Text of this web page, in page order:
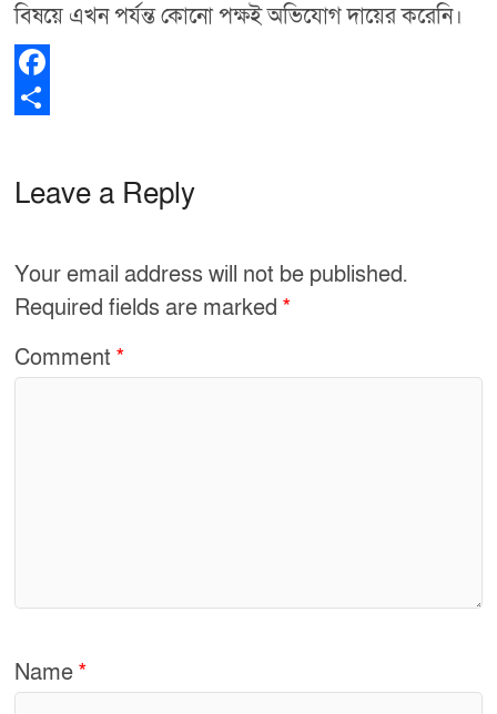
বিষয়ে এখন পর্যন্ত কোনো পক্ষই অভিযোগ দায়ের করেনি।
F
e
o
o
k
a
e
Leave a Reply
Your email address will not be published.
Required fields are marked*
Comment*
Name*